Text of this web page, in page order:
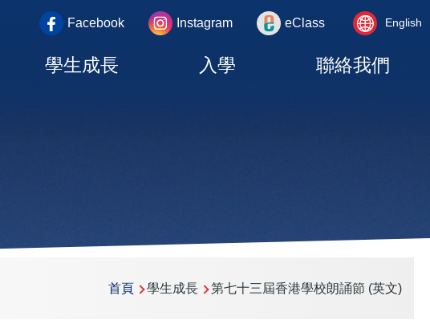
top_area
Facebook Instagram eClass
Language
switcher
English
學生成長 入學 聯絡我們
首頁 學生成長 第七十三屆香港學校朗誦節 (英文)